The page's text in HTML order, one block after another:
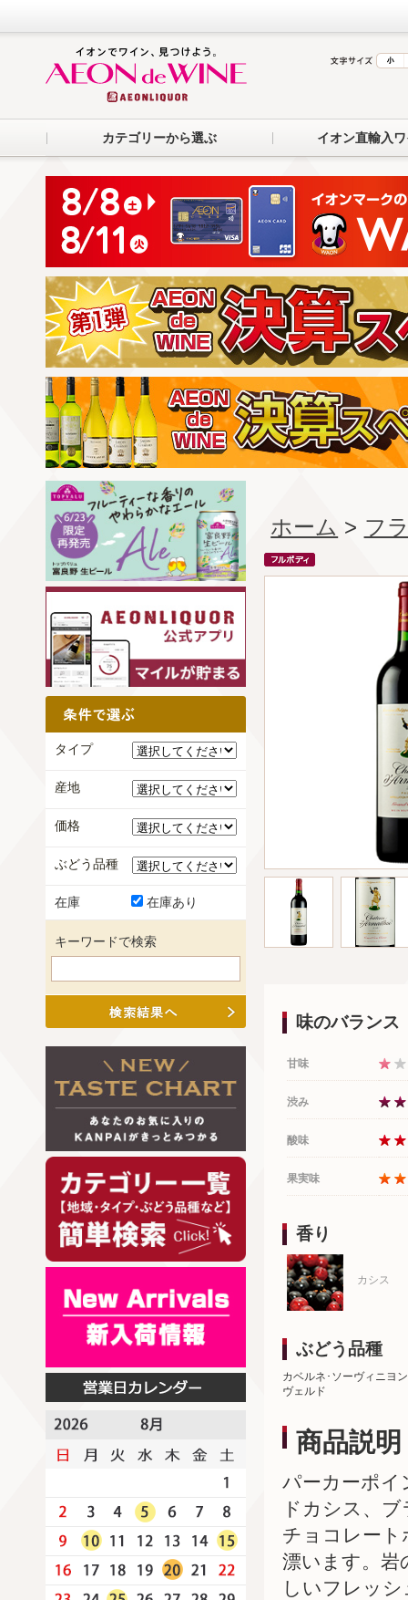
カテゴリーから選ぶ イオン直輸入
ホーム > フ
味のバランス
甘味
渋み
酸味
果実味
香り
カシス
ぶどう品種
カベルネ･ソーヴィニヨ
ヴェルド
商品説明
パーカーポイ
ドカシス、
チョコレート
漂います。岩
しいフレッ
タイプ
産地
価格
ぶどう品種
在庫 在庫あり
キーワードで検索